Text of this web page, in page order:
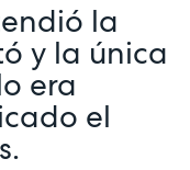
la
y la única
era
el